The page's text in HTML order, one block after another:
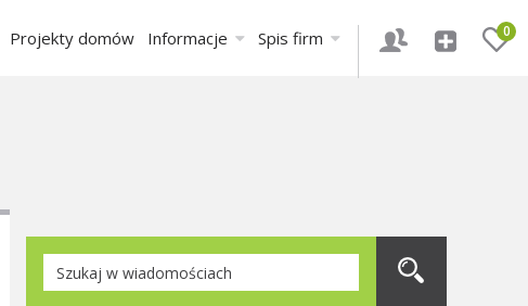
0
Projekty domów Informacje Spis firm